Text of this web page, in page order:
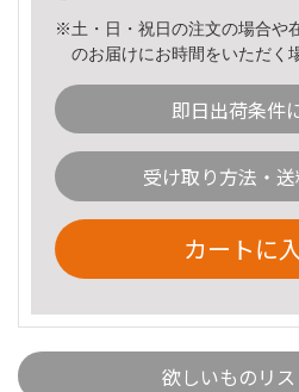
※土・日・祝日の注文の場合や
のお届けにお時間をいただく
即日出荷条件
受け取り方法・
カートに
欲しいものリ